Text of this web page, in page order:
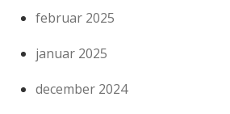
februar 2025
januar 2025
december 2024